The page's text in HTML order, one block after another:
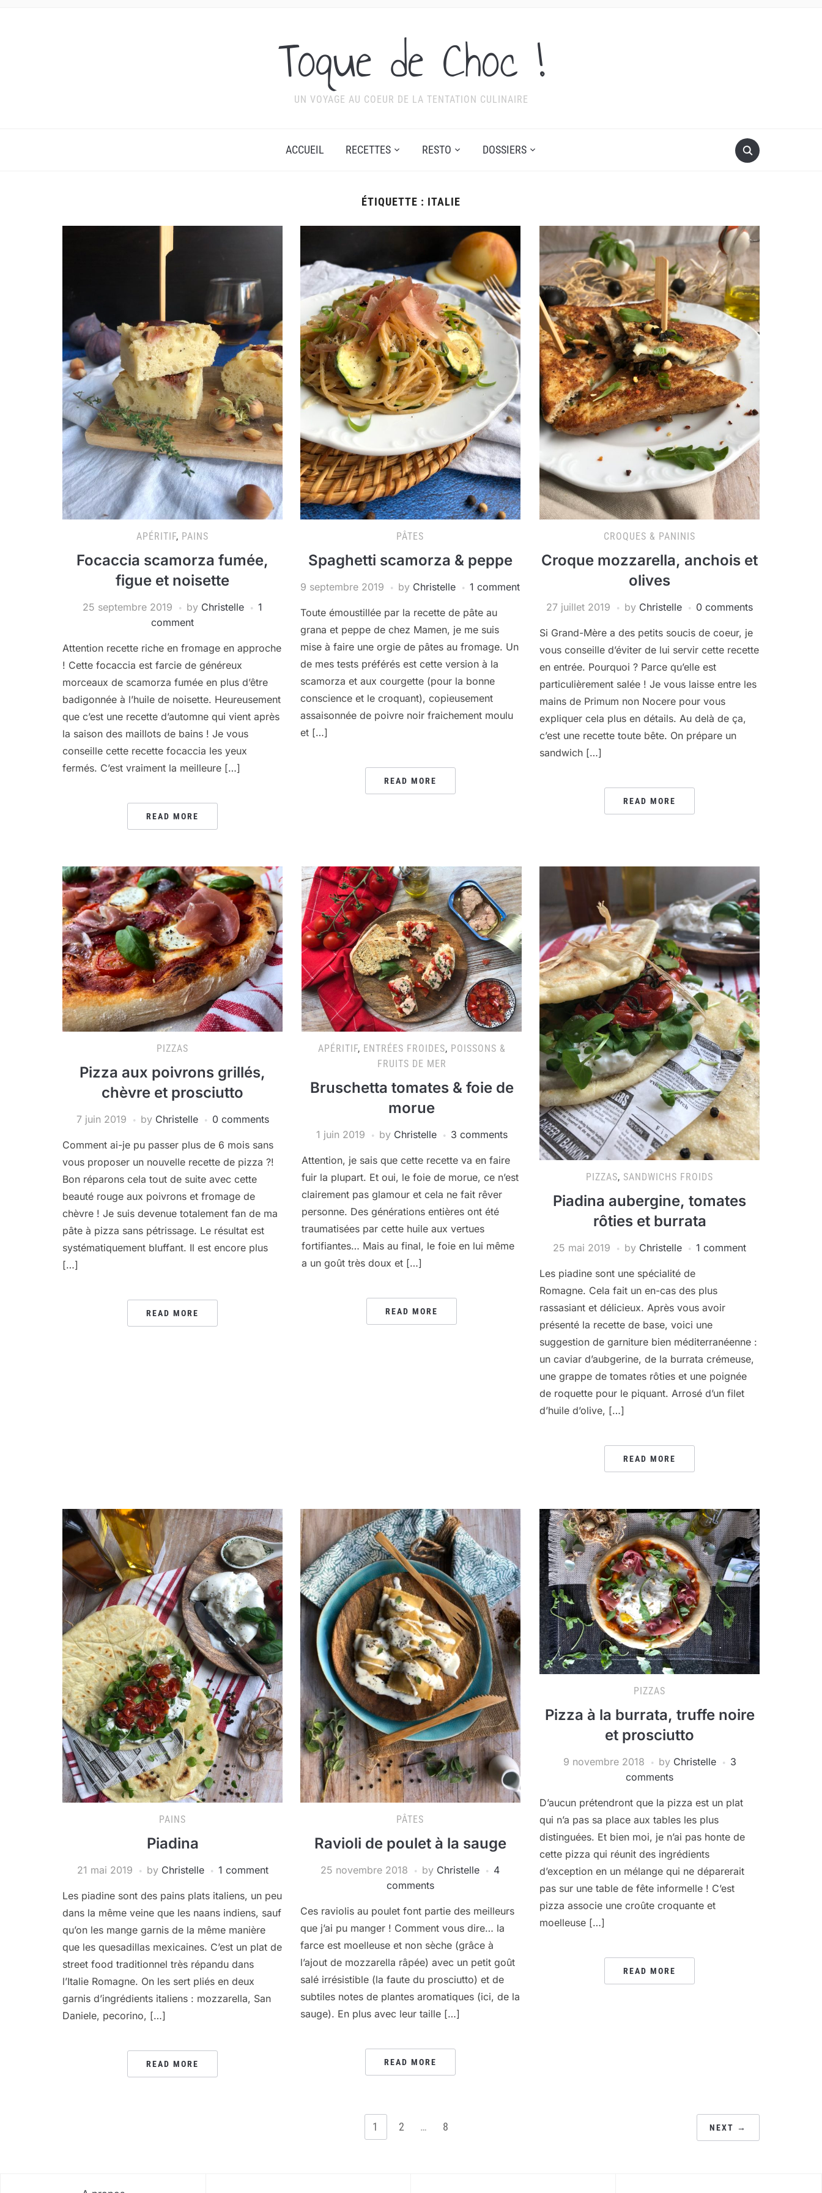
Toque de Choc !
UN VOYAGE AU COEUR DE LA TENTATION CULINAIRE
ACCUEIL RECETTES RESTO DOSSIERS
ÉTIQUETTE : ITALIE
APÉRITIF, PAINS
Focaccia scamorza fumée,
figue et noisette
25 septembre 2019 by Christelle
1
comment
Attention recette riche en fromage en approche
! Cette focaccia est farcie de généreux
morceaux de scamorza fumée en plus d’être
badigonnée à l’huile de noisette. Heureusement
que c’est une recette d’automne qui vient après
la saison des maillots de bains ! Je vous
conseille cette recette focaccia les yeux
fermés. C’est vraiment la meilleure […]
READ MORE
PÂTES
Spaghetti scamorza & peppe
9 septembre 2019 by Christelle 1 comment
Toute émoustillée par la recette de pâte au
grana et peppe de chez Mamen, je me suis
mise à faire une orgie de pâtes au fromage. Un
de mes tests préférés est cette version à la
scamorza et aux courgette (pour la bonne
conscience et le croquant), copieusement
assaisonnée de poivre noir fraichement moulu
et […]
READ MORE
CROQUES & PANINIS
Croque mozzarella, anchois et
olives
27 juillet 2019 by Christelle 0 comments
Si Grand-Mère a des petits soucis de coeur, je
vous conseille d’éviter de lui servir cette recette
en entrée. Pourquoi ? Parce qu’elle est
particulièrement salée ! Je vous laisse entre les
mains de Primum non Nocere pour vous
expliquer cela plus en détails. Au delà de ça,
c’est une recette toute bête. On prépare un
sandwich […]
READ MORE
PIZZAS
Pizza aux poivrons grillés,
chèvre et prosciutto
7 juin 2019 by Christelle 0 comments
Comment ai-je pu passer plus de 6 mois sans
vous proposer un nouvelle recette de pizza ?!
Bon réparons cela tout de suite avec cette
beauté rouge aux poivrons et fromage de
chèvre ! Je suis devenue totalement fan de ma
pâte à pizza sans pétrissage. Le résultat est
systématiquement bluffant. Il est encore plus
[…]
READ MORE
APÉRITIF, ENTRÉES FROIDES, POISSONS &
FRUITS DE MER
Bruschetta tomates & foie de
morue
1 juin 2019 by Christelle 3 comments
Attention, je sais que cette recette va en faire
fuir la plupart. Et oui, le foie de morue, ce n’est
clairement pas glamour et cela ne fait rêver
personne. Des générations entières ont été
traumatisées par cette huile aux vertues
fortifiantes… Mais au final, le foie en lui même
a un goût très doux et […]
READ MORE
PIZZAS, SANDWICHS FROIDS
Piadina aubergine, tomates
rôties et burrata
25 mai 2019 by Christelle 1 comment
Les piadine sont une spécialité de
Romagne. Cela fait un en-cas des plus
rassasiant et délicieux. Après vous avoir
présenté la recette de base, voici une
suggestion de garniture bien méditerranéenne :
un caviar d’aubgerine, de la burrata crémeuse,
une grappe de tomates rôties et une poignée
de roquette pour le piquant. Arrosé d’un filet
d’huile d’olive, […]
READ MORE
PAINS
Piadina
21 mai 2019 by Christelle 1 comment
Les piadine sont des pains plats italiens, un peu
dans la même veine que les naans indiens, sauf
qu’on les mange garnis de la même manière
que les quesadillas mexicaines. C’est un plat de
street food traditionnel très répandu dans
l’Italie Romagne. On les sert pliés en deux
garnis d’ingrédients italiens : mozzarella, San
Daniele, pecorino, […]
READ MORE
PÂTES
Ravioli de poulet à la sauge
25 novembre 2018 by Christelle
4
comments
Ces raviolis au poulet font partie des meilleurs
que j’ai pu manger ! Comment vous dire… la
farce est moelleuse et non sèche (grâce à
l’ajout de mozzarella râpée) avec un petit goût
salé irrésistible (la faute du prosciutto) et de
subtiles notes de plantes aromatiques (ici, de la
sauge). En plus avec leur taille […]
READ MORE
PIZZAS
Pizza à la burrata, truffe noire
et prosciutto
9 novembre 2018 by Christelle
3
comments
D’aucun prétendront que la pizza est un plat
qui n’a pas sa place aux tables les plus
distinguées. Et bien moi, je n’ai pas honte de
cette pizza qui réunit des ingrédients
d’exception en un mélange qui ne déparerait
pas sur une table de fête informelle ! C’est
pizza associe une croûte croquante et
moelleuse […]
READ MORE
1 2 … 8 NEXT →